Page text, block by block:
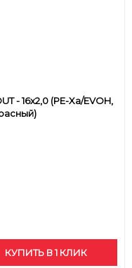
- 16x2,0 (PE-Xa/EVOH,
КУПИТЬ В 1 КЛИК